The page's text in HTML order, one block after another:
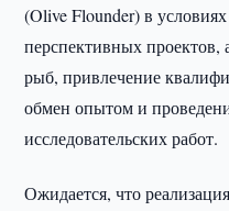
(Olive Flounder) в
перспективных проектов,
рыб, привлечение
обмен опытом и
исследовательских работ.
Ожидается, что